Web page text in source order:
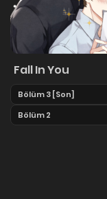
Fall In You
Bölüm 3 [Son]
Bölüm 2